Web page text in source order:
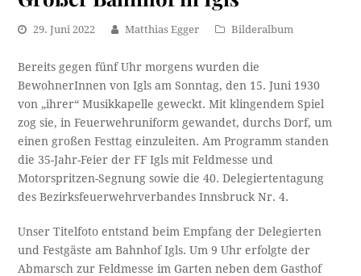
29. Juni 2022 Matthias Egger Bilderalbum
Bereits gegen fünf Uhr morgens wurden die
BewohnerInnen von Igls am Sonntag, den 15. Juni 1930
von „ihrer“ Musikkapelle geweckt. Mit klingendem Spiel
zog sie, in Feuerwehruniform gewandet, durchs Dorf, um
einen großen Festtag einzuleiten. Am Programm standen
die 35-Jahr-Feier der FF Igls mit Feldmesse und
Motorspritzen-Segnung sowie die 40. Delegiertentagung
des Bezirksfeuerwehrverbandes Innsbruck Nr. 4.
Unser Titelfoto entstand beim Empfang der Delegierten
und Festgäste am Bahnhof Igls. Um 9 Uhr erfolgte der
Abmarsch zur Feldmesse im Garten neben dem Gasthof